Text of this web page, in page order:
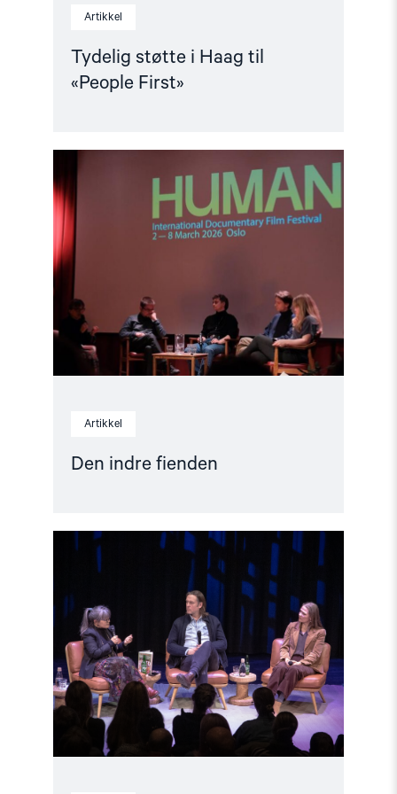
Artikkel
Tydelig støtte i Haag til
«People First»
Artikkel
Den indre fienden
article
indre
fienden"
Read
article
"Når
krig
blir
hverdag"